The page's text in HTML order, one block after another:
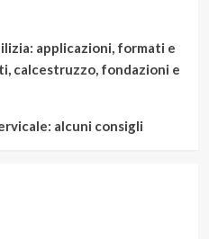
applicazioni, formati e
calcestruzzo, fondazioni e
alcuni consigli